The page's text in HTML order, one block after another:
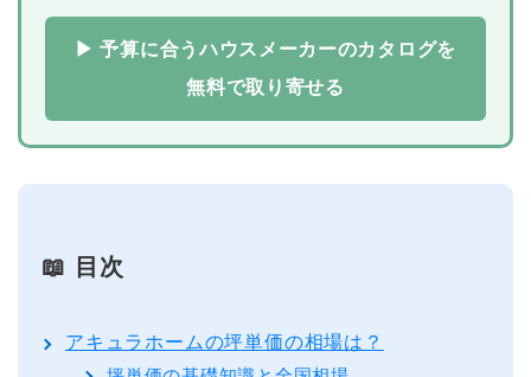
▶ 予算に合うハウスメーカーのカタログを
無料で取り寄せる
📖 目次
アキュラホームの坪単価の相場は？